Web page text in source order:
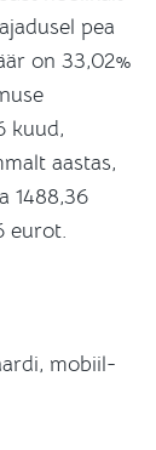
pea
on 33,02%
kuud,
aastas,
1488,36
eurot.
mobiil-